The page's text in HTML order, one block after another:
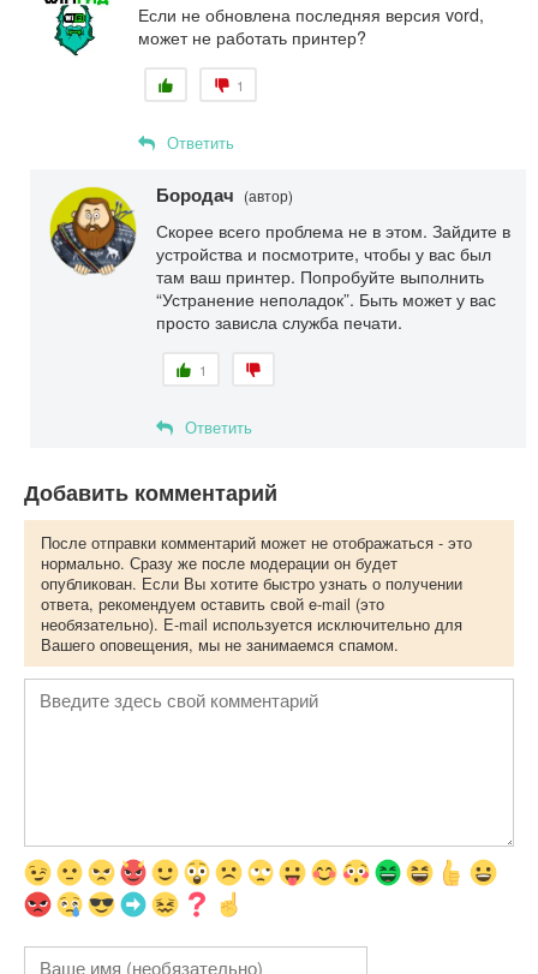
Если не обновлена последняя версия vord,
может не работать принтер?
1
Ответить
Бородач (автор)
Скорее всего проблема не в этом. Зайдите в
устройства и посмотрите, чтобы у вас был
там ваш принтер. Попробуйте выполнить
“Устранение неполадок”. Быть может у вас
просто зависла служба печати.
1
Ответить
Добавить комментарий
После отправки комментарий может не отображаться - это
нормально. Сразу же после модерации он будет
опубликован. Если Вы хотите быстро узнать о получении
ответа, рекомендуем оставить свой e-mail (это
необязательно). E-mail используется исключительно для
Вашего оповещения, мы не занимаемся спамом.